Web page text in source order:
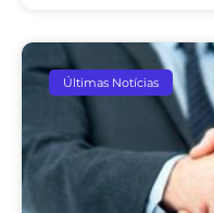
Últimas Notícias